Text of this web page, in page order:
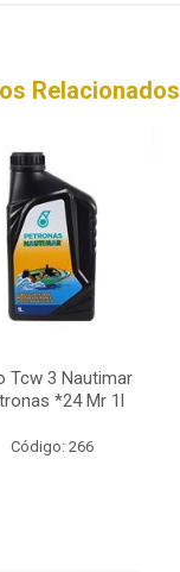
Relacionados
Tcw 3 Nautimar
*24 Mr 1l
Código: 266